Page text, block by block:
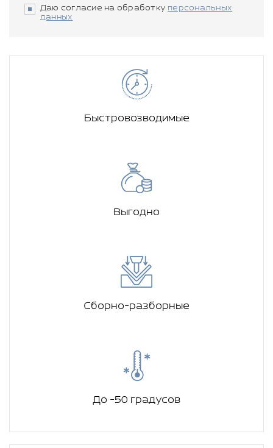
Даю согласие на обработку персональных
данных
Быстровозводимые
Выгодно
Сборно-разборные
До -50 градусов